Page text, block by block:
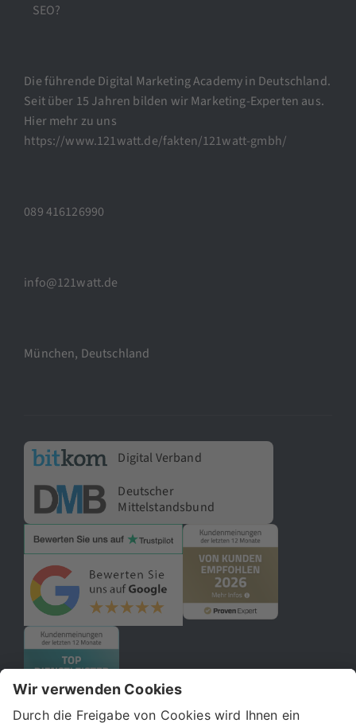
SEO?
Die führende Digital Marketing Academy in Deutschland.
Seit über 15 Jahren bilden wir Marketing-Experten aus.
Hier mehr zu uns
https://www.121watt.de/fakten/121watt-gmbh/
089 416126990
info@121watt.de
München, Deutschland
Digital Verband
Deutscher
Mittelstandsbund